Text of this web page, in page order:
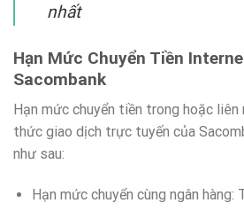
nhất
Hạn Mức Chuyển Tiền
Sacombank
Hạn mức chuyển tiền trong hoặc liên
thức giao dịch trực tuyến của
như sau:
Hạn mức chuyển cùng ngân